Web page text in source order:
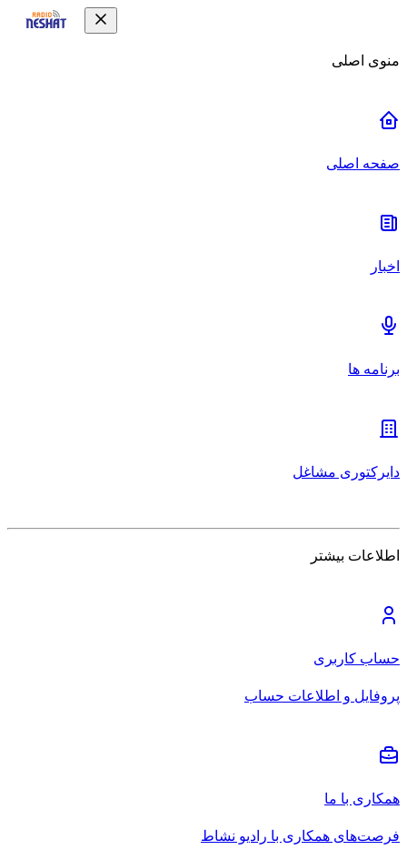
منوی اصلی
صفحه اصلی
اخبار
برنامه ها
دایرکتوری مشاغل
اطلاعات بیشتر
حساب کاربری
پروفایل و اطلاعات حساب
همکاری با ما
فرصت‌های همکاری با رادیو نشاط